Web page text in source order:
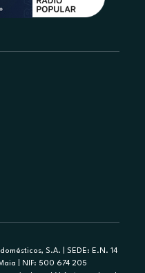
S.A. | SEDE: E.N. 14
| NIF: 500 674 205